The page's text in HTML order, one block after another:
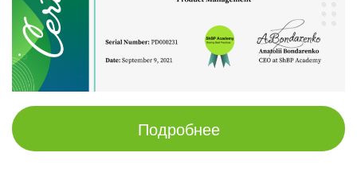
Подробнее